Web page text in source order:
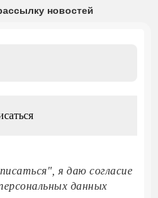
новостей
я даю согласие
данных